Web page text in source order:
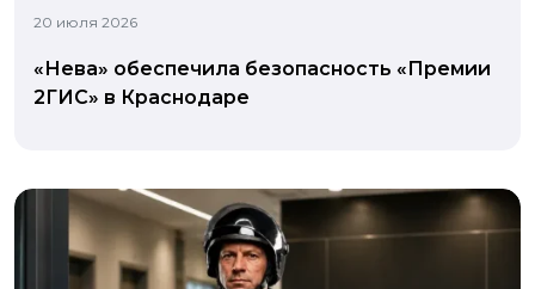
20 июля 2026
«Нева» обеспечила безопасность «Премии
2ГИС» в Краснодаре